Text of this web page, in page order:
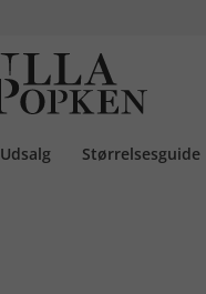
Udsalg Størrelsesguide